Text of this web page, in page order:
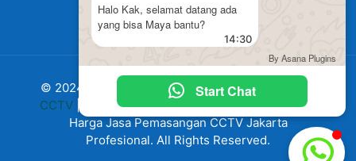
© 2024 Jasa Pasang Fire Alarm danJasa Pasang
CCTV| Harga Pasang CCTVMurah Terbaru 2024
Harga Jasa Pemasangan CCTV Jakarta
Profesional. All Rights Reserved.
Halo Kak, selamat datang ada
yang bisa Maya bantu?
14:30
By Asana Plugins
Start Chat